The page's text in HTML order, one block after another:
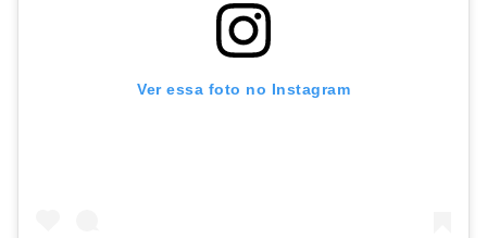
Ver essa foto no Instagram